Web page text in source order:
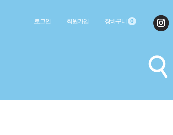
로그인 회원가입 장바구니 0